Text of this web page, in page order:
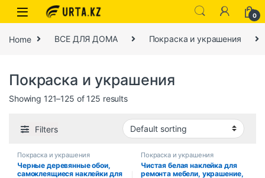
0
Home ВСЕ ДЛЯ ДОМА Покраска и украшения
Покраска и украшения
Showing 121–125 of 125 results
Filters
Покраска и украшения
Черные деревянные обои,
самоклеящиеся наклейки для
Покраска и украшения
Чистая белая наклейка для
ремонта мебели, украшение,